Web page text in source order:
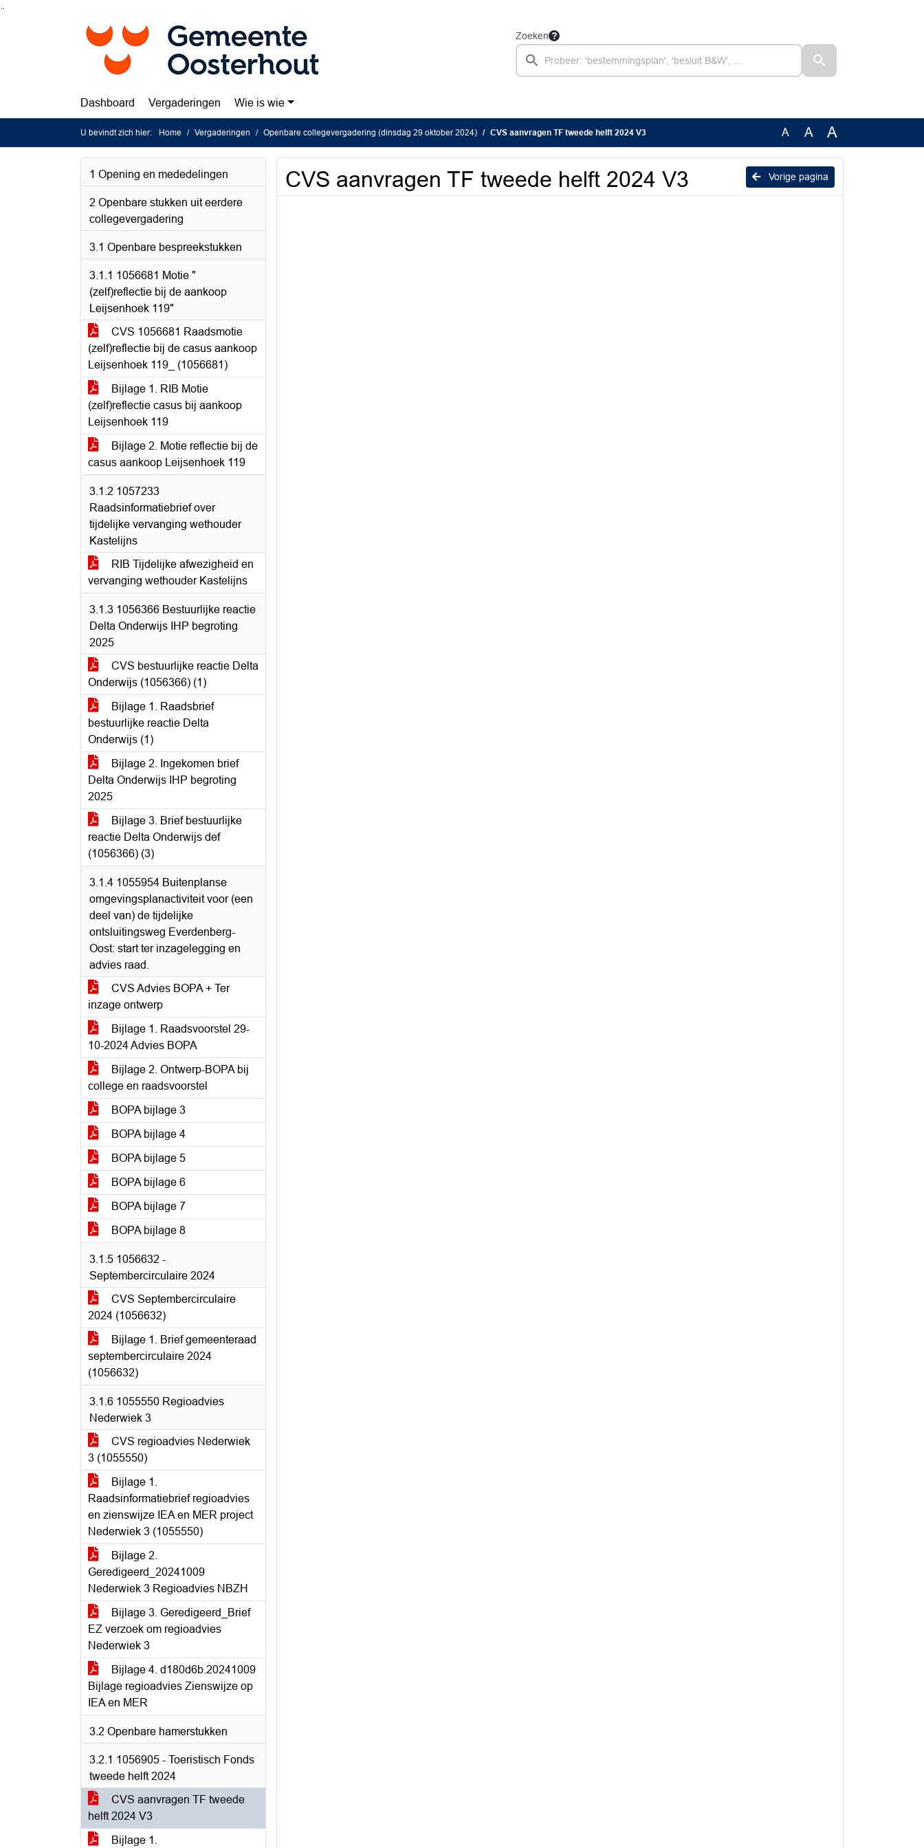
Zoeken
Dashboard Vergaderingen Wie is wie
U bevindt zich hier: Home Vergaderingen Openbare collegevergadering (dinsdag 29 oktober 2024) CVS aanvragen TF tweede helft 2024 V3 A A A
1 Opening en mededelingen
2 Openbare stukken uit eerdere
collegevergadering
3.1 Openbare bespreekstukken
3.1.1 1056681 Motie "
(zelf)reflectie bij de aankoop
Leijsenhoek 119"
CVS 1056681 Raadsmotie
(zelf)reflectie bij de casus aankoop
Leijsenhoek 119_ (1056681)
Bijlage 1. RIB Motie
(zelf)reflectie casus bij aankoop
Leijsenhoek 119
Bijlage 2. Motie reflectie bij de
casus aankoop Leijsenhoek 119
3.1.2 1057233
Raadsinformatiebrief over
tijdelijke vervanging wethouder
Kastelijns
RIB Tijdelijke afwezigheid en
vervanging wethouder Kastelijns
3.1.3 1056366 Bestuurlijke reactie
Delta Onderwijs IHP begroting
2025
CVS bestuurlijke reactie Delta
Onderwijs (1056366) (1)
Bijlage 1. Raadsbrief
bestuurlijke reactie Delta
Onderwijs (1)
Bijlage 2. Ingekomen brief
Delta Onderwijs IHP begroting
2025
Bijlage 3. Brief bestuurlijke
reactie Delta Onderwijs def
(1056366) (3)
3.1.4 1055954 Buitenplanse
omgevingsplanactiviteit voor (een
deel van) de tijdelijke
ontsluitingsweg Everdenberg-
Oost: start ter inzagelegging en
advies raad.
CVS Advies BOPA + Ter
inzage ontwerp
Bijlage 1. Raadsvoorstel 29-
10-2024 Advies BOPA
Bijlage 2. Ontwerp-BOPA bij
college en raadsvoorstel
BOPA bijlage 3
BOPA bijlage 4
BOPA bijlage 5
BOPA bijlage 6
BOPA bijlage 7
BOPA bijlage 8
3.1.5 1056632 -
Septembercirculaire 2024
CVS Septembercirculaire
2024 (1056632)
Bijlage 1. Brief gemeenteraad
septembercirculaire 2024
(1056632)
3.1.6 1055550 Regioadvies
Nederwiek 3
CVS regioadvies Nederwiek
3 (1055550)
Bijlage 1.
Raadsinformatiebrief regioadvies
en zienswijze IEA en MER project
Nederwiek 3 (1055550)
Bijlage 2.
Geredigeerd_20241009
Nederwiek 3 Regioadvies NBZH
Bijlage 3. Geredigeerd_Brief
EZ verzoek om regioadvies
Nederwiek 3
Bijlage 4. d180d6b.20241009
Bijlage regioadvies Zienswijze op
IEA en MER
3.2 Openbare hamerstukken
3.2.1 1056905 - Toeristisch Fonds
tweede helft 2024
CVS aanvragen TF tweede
helft 2024 V3
Bijlage 1.
Vorige pagina
CVS aanvragen TF tweede helft 2024 V3